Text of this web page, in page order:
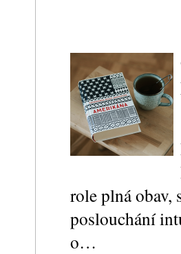
role plná obav,
poslouchání
o…